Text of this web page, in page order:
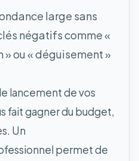
large sans
négatifs comme «
» ou « déguisement »
lancement de vos
fait gagner du budget,
Un
permet de